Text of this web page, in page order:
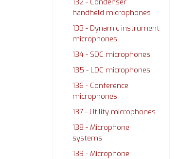
132 - Condenser
handheld microphones
133 - Dynamic instrument
microphones
134 - SDC microphones
135 - LDC microphones
136 - Conference
microphones
137 - Utility microphones
138 - Microphone
systems
139 - Microphone